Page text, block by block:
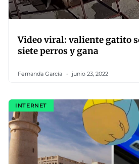
Video viral: valiente gatito
siete perros y gana
Fernanda García junio 23, 2022
INTERNET